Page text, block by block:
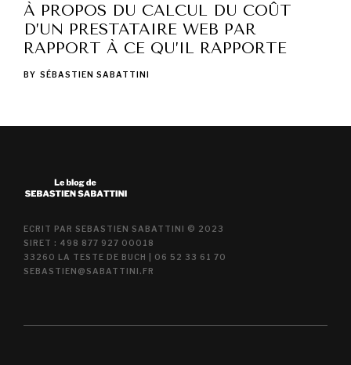
À PROPOS DU CALCUL DU COÛT
D’UN PRESTATAIRE WEB PAR
RAPPORT À CE QU’IL RAPPORTE
BY SÉBASTIEN SABATTINI
ECRIT PAR SEBASTIEN SABATTINI © 2023
SIRET : 498 877 927 00018
33260 LA TESTE DE BUCH | 06 52 33 61 70
SEBASTIEN@SABATTINI.FR